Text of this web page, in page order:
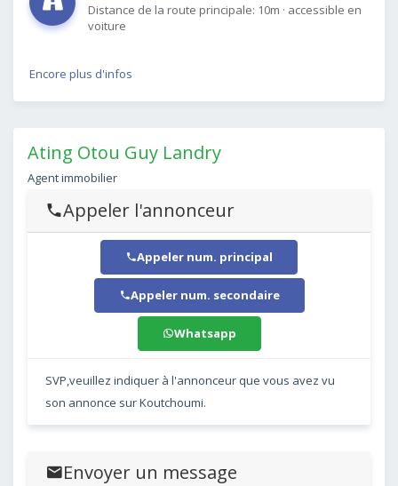
Distance de la route principale: 10m · accessible en
voiture
Encore plus d'infos
Ating Otou Guy Landry
Agent immobilier
Appeler l'annonceur
Appeler num. principal
Appeler num. secondaire
Whatsapp
SVP,veuillez indiquer à l'annonceur que vous avez vu
son annonce sur Koutchoumi.
Envoyer un message